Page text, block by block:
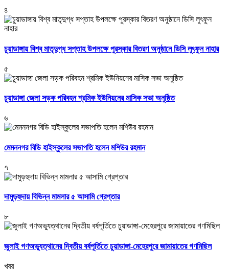
৪
চুয়াডাঙ্গায় বিশ্ব মাতৃদুগ্ধ সপ্তাহ উপলক্ষে পুরস্কার বিতরণ অনুষ্ঠানে ডিসি লুৎফুন নাহার
৫
চুয়াডাঙ্গা জেলা সড়ক পরিবহন শ্রমিক ইউনিয়নের মাসিক সভা অনুষ্ঠিত
৬
মেমননগর বিডি হাইস্কুলের সভাপতি হলেন মশিউর রহমান
৭
দামুড়হুদায় বিভিন্ন মামলার ৫ আসামি গ্রেপ্তার
৮
জুলাই গণঅভ্যুত্থানের দ্বিতীয় বর্ষপূর্তিতে চুয়াডাঙ্গা-মেহেরপুরে জামায়াতের গণমিছিল
খবর